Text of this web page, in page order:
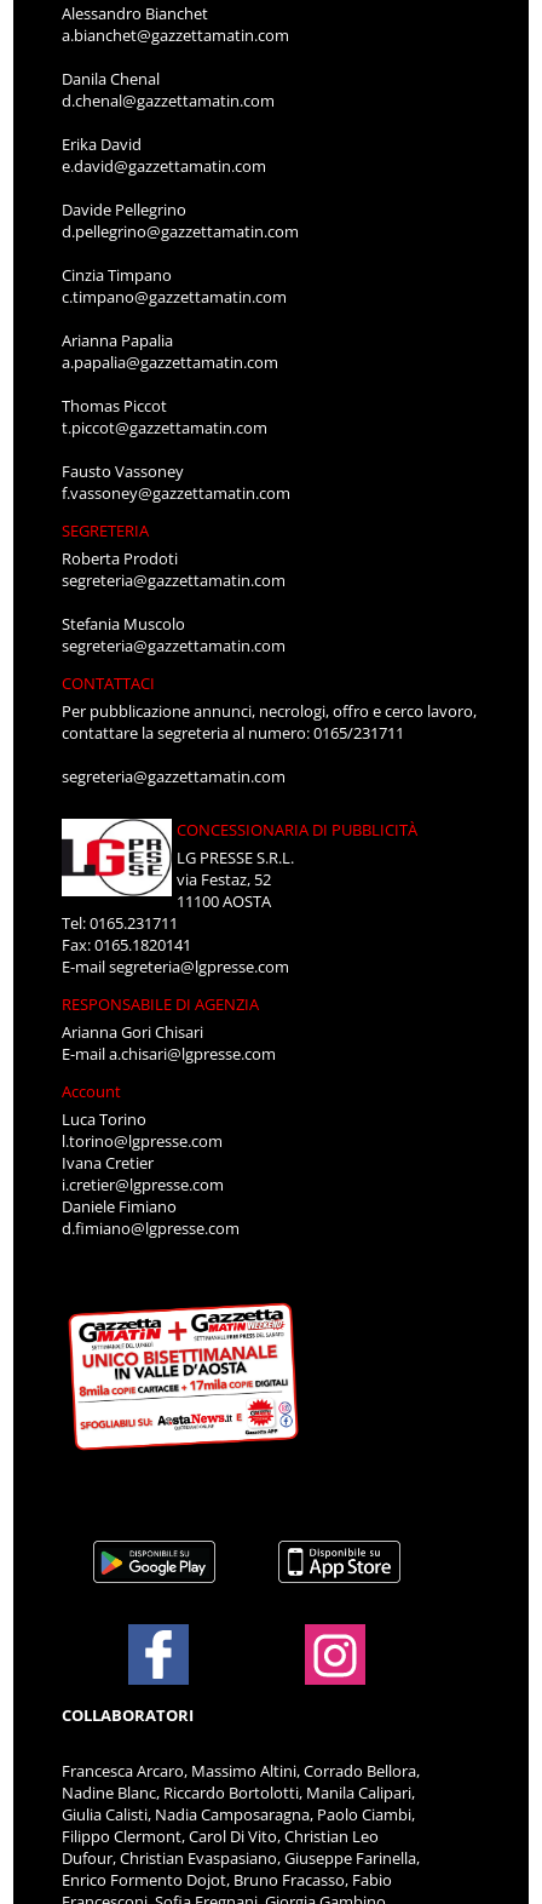
Alessandro Bianchet
a.bianchet@gazzettamatin.com
Danila Chenal
d.chenal@gazzettamatin.com
Erika David
e.david@gazzettamatin.com
Davide Pellegrino
d.pellegrino@gazzettamatin.com
Cinzia Timpano
c.timpano@gazzettamatin.com
Arianna Papalia
a.papalia@gazzettamatin.com
Thomas Piccot
t.piccot@gazzettamatin.com
Fausto Vassoney
f.vassoney@gazzettamatin.com
SEGRETERIA
Roberta Prodoti
segreteria@gazzettamatin.com
Stefania Muscolo
segreteria@gazzettamatin.com
CONTATTACI
Per pubblicazione annunci, necrologi, offro e cerco lavoro,
contattare la segreteria al numero: 0165/231711
segreteria@gazzettamatin.com
CONCESSIONARIA DI PUBBLICITÀ
LG PRESSE S.R.L.
via Festaz, 52
11100 AOSTA
Tel: 0165.231711
Fax: 0165.1820141
E-mailsegreteria@lgpresse.com
RESPONSABILE DI AGENZIA
Arianna Gori Chisari
E-maila.chisari@lgpresse.com
Account
Luca Torino
l.torino@lgpresse.com
Ivana Cretier
i.cretier@lgpresse.com
Daniele Fimiano
d.fimiano@lgpresse.com
COLLABORATORI
Francesca Arcaro, Massimo Altini, Corrado Bellora,
Nadine Blanc, Riccardo Bortolotti, Manila Calipari,
Giulia Calisti, Nadia Camposaragna, Paolo Ciambi,
Filippo Clermont, Carol Di Vito, Christian Leo
Dufour, Christian Evaspasiano, Giuseppe Farinella,
Enrico Formento Dojot, Bruno Fracasso, Fabio